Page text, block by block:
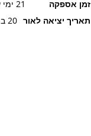
זמן אספקה
21 ימי עסקים - לא במלאי בארץ
תאריך יציאה לאור 20 במרץ 2017